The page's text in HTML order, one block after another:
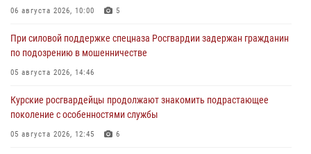
06 августа 2026, 10:00 5
При силовой поддержке спецназа Росгвардии задержан гражданин
по подозрению в мошенничестве
05 августа 2026, 14:46
Курские росгвардейцы продолжают знакомить подрастающее
поколение с особенностями службы
05 августа 2026, 12:45 6